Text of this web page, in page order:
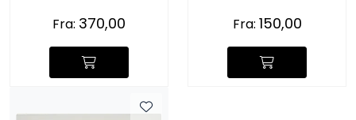
Fra: 370,00 Fra: 150,00